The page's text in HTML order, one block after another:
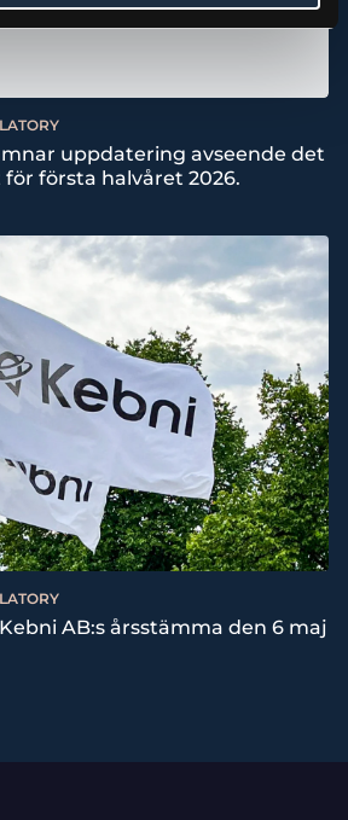
uppdatering avseende det
första halvåret 2026.
AB:s årsstämma den 6 maj